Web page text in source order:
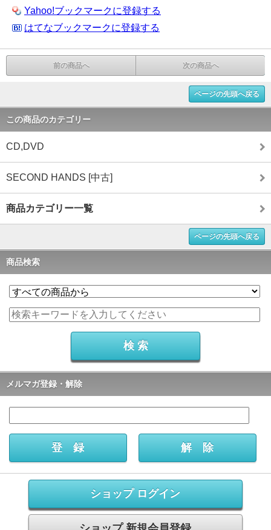
Yahoo!ブックマークに登録する
はてなブックマークに登録する
前の商品へ 次の商品へ
ページの先頭へ戻る
この商品のカテゴリー
CD,DVD
SECOND HANDS [中古]
商品カテゴリー一覧
ページの先頭へ戻る
商品検索
メルマガ登録・解除
ショップ ログイン